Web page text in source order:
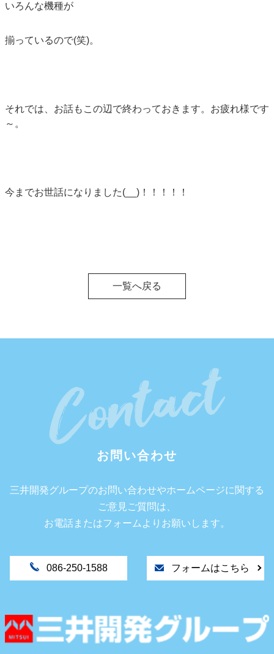
いろんな機種が
揃っているので(笑)。
それでは、お話もこの辺で終わっておきます。お疲れ様です
～。
今までお世話になりました(__)！！！！！
一覧へ戻る
お問い合わせ
三井開発グループのお問い合わせやホームページに関する
ご意見ご質問は、
お電話またはフォームよりお願いします。
086-250-1588 フォームはこちら